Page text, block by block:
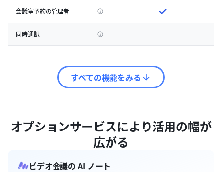
会議室予約の管理者
同時通訳
すべての機能をみる
オプションサービスにより活用の幅が
広がる
ビデオ会議の AI ノート